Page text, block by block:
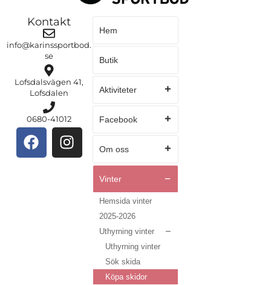
Kontakt
info@karinssportbod.
se
Lofsdalsvägen 41,
Lofsdalen
0680-41012
Hem
Butik
Aktiviteter
Facebook
Om oss
Vinter
Hemsida vinter
2025-2026
Uthyrning vinter
Uthyrning vinter
Sök skida
Köpa skidor